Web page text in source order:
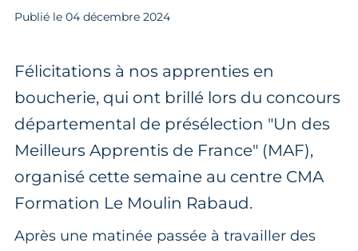
Publié le 04 décembre 2024
Félicitations à nos apprenties en
boucherie, qui ont brillé lors du concours
départemental de présélection "Un des
Meilleurs Apprentis de France" (MAF),
organisé cette semaine au centre CMA
Formation Le Moulin Rabaud.
Après une matinée passée à travailler des